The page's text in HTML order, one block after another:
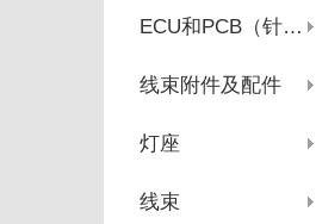
ECU和PCB（针座系列）
线束附件及配件
灯座
线束